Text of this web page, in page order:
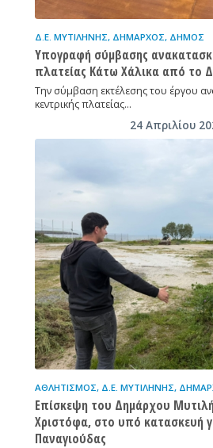
Δ.Ε. ΜΥΤΙΛΉΝΗΣ, ΔΉΜΑΡΧΟΣ, ΔΉΜΟΣ
Υπογραφή σύμβασης
πλατείας Κάτω Χάλικα από το
Την σύμβαση εκτέλεσης του έργου
κεντρικής πλατείας…
24 Απριλίου
ΑΘΛΗΤΙΣΜΌΣ, Δ.Ε. ΜΥΤΙΛΉΝΗΣ,
Επίσκεψη του Δημάρχου
Χριστόφα, στο υπό κατασκευή
Παναγιούδας